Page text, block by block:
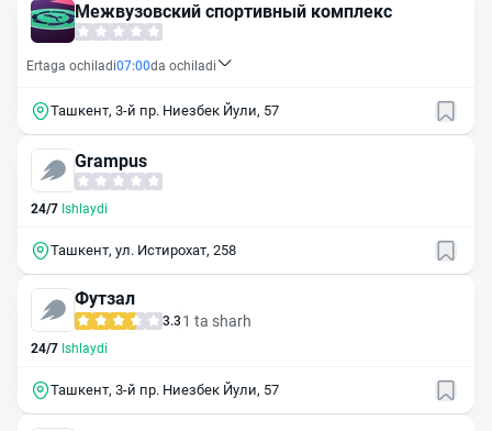
Межвузовский спортивный комплекс
Ertaga ochiladi07:00da ochiladi
Ташкент, 3-й пр. Ниезбек Йули, 57
Grampus
24/7 Ishlaydi
Ташкент, ул. Истирохат, 258
Футзал
3.3 1 ta sharh
24/7 Ishlaydi
Ташкент, 3-й пр. Ниезбек Йули, 57